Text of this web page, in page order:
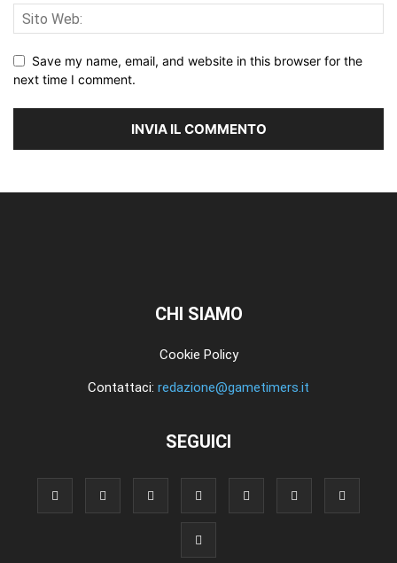
Save my name, email, and website in this browser for the
next time I comment.
CHI SIAMO
Cookie Policy
Contattaci: redazione@gametimers.it
SEGUICI